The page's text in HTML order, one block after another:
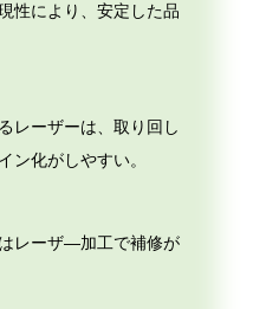
性により、安定した品
レーザーは、取り回し
ン化がしやすい。
レーザ―加工で補修が